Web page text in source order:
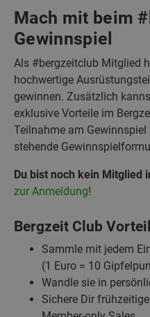
Mach mit beim
Gewinnspiel
Als #bergzeitclub Mitglied
hochwertige
gewinnen. Zusätzlich
exklusive Vorteile im
Teilnahme am
stehende
Du bist noch kein Mitglied
zur Anmeldung!
Bergzeit Club
Sammle mit jedem
(1 Euro = 10
Wandle sie in
Sichere Dir